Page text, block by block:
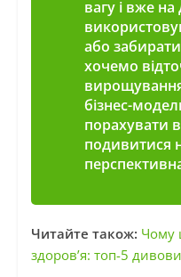
вагу і вже
або
хочемо
бізнес-
порахувати
подивитися
Читайте також: Чому
здоров’я: топ-5